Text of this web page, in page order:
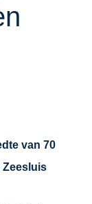
van 70
Zeesluis